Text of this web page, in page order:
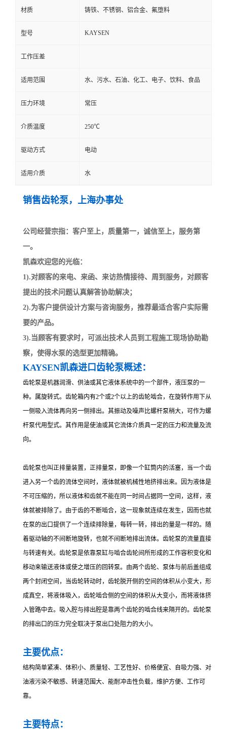
材质 铸铁、不锈钢、铝合金、氟堕料
型号 KAYSEN
工作压差
适用范围 水、污水、石油、化工、电子、饮料、食品
压力环境 常压
介质温度 250℃
驱动方式 电动
适用介质 水
销售齿轮泵，上海办事处
公司经营宗指：客户至上，质量第一，诚信至上，服务第
一。
凯森欢迎您的光临：
1).对顾客的来电、来函、来访热情接待、周到服务，对顾客
提出的技术问题认真解答协助解决；
2).为客户提供设计方案与咨询服务，推荐最适合客户实际需
要的产品。
3).当顾客有要求时，可派出技术人员到工程施工现场协助勘
察，使得水泵的选型更加精确。
KAYSEN凯森进 口齿轮泵概述：
齿轮泵是机器润滑、供油或其它液体系统中的一个部件，液压泵的一
种。属旋转式。齿轮箱内有2个或2个以上的齿轮啮合，在旋转作用下从
一侧吸入流体再向另一侧排出。其振动及噪声比螺杆泵稍大，可作为螺
杆泵代用型式。其作用是使油或其它流体介质具一定的压力和流量及流
向。
齿轮泵也叫正排量装置，正排量泵，即像一个缸筒内的活塞，当一个齿
进入另一个齿的流体空间时，液体就被机械性地挤排出来。因为液体是
不可压缩的，所以液体和齿就不能在同一时间占据同一空间，这样，液
体就被排除了。由于齿的不断啮合，这一现象就连续在发生，因而也就
在泵的出口提供了一个连续排除量，每转一转，排出的量是一样的。随
着驱动轴的不间断地旋转，也就不间断地排出流体。齿轮泵的流量直接
与转速有关。齿轮泵是依靠泵缸与啮合齿轮间所形成的工作容积变化和
移动来输送液体或使之增压的回转泵。由两个齿轮、泵体与前后盖组成
两个封闭空间，当齿轮转动时，齿轮脱开侧的空间的体积从小变大，形
成真空，将液体吸入，齿轮啮合侧的空间的体积从大变小，而将液体挤
入管路中去。吸入腔与排出腔是靠两个齿轮的啮合线来隔开的。齿轮泵
的排出口的压力完全取决于泵出口处阻力的大小。
主要优点：
结构简单紧凑、体积小、质量轻、工艺性好、价格便宜、自吸力强、对
油液污染不敏感、转速范围大、能耐冲击性负载，维护方便、工作可
靠。
主要特点：